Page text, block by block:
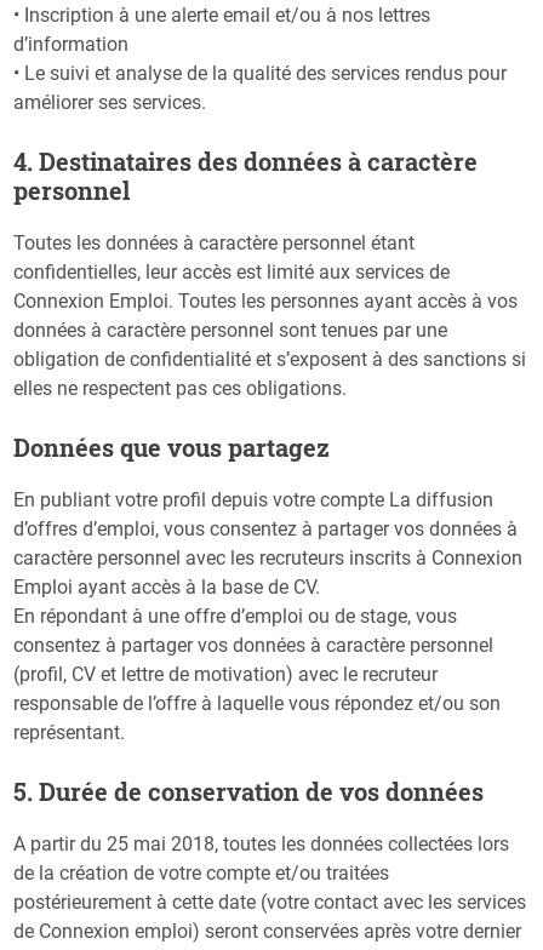
• Inscription à une alerte email et/ou à nos lettres
d’information
• Le suivi et analyse de la qualité des services rendus pour
améliorer ses services.
​4. Destinataires des données à caractère
personnel
Toutes les données à caractère personnel étant
confidentielles, leur accès est limité aux services de
Connexion Emploi. Toutes les personnes ayant accès à vos
données à caractère personnel sont tenues par une
obligation de confidentialité et s’exposent à des sanctions si
elles ne respectent pas ces obligations.
​Données que vous partagez
En publiant votre profil depuis votre compte La diffusion
d’offres d’emploi, vous consentez à partager vos données à
caractère personnel avec les recruteurs inscrits à Connexion
Emploi ayant accès à la base de CV.
En répondant à une offre d’emploi ou de stage, vous
consentez à partager vos données à caractère personnel
(profil, CV et lettre de motivation) avec le recruteur
responsable de l’offre à laquelle vous répondez et/ou son
représentant.
​5. Durée de conservation de vos données
A partir du 25 mai 2018, toutes les données collectées lors
de la création de votre compte et/ou traitées
postérieurement à cette date (votre contact avec les services
de Connexion emploi) seront conservées après votre dernier